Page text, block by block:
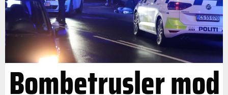
Bombetrusler mod